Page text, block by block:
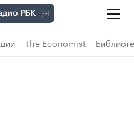
The Economist